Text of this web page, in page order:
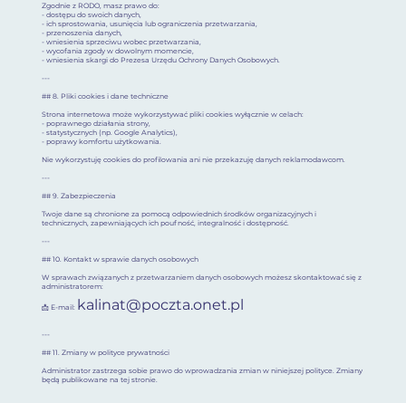
Zgodnie z RODO, masz prawo do:
- dostępu do swoich danych,
- ich sprostowania, usunięcia lub ograniczenia przetwarzania,
- przenoszenia danych,
- wniesienia sprzeciwu wobec przetwarzania,
- wycofania zgody w dowolnym momencie,
- wniesienia skargi do Prezesa Urzędu Ochrony Danych Osobowych.
---
## 8. Pliki cookies i dane techniczne
Strona internetowa może wykorzystywać pliki cookies wyłącznie w celach:
- poprawnego działania strony,
- statystycznych (np. Google Analytics),
- poprawy komfortu użytkowania.
Nie wykorzystuję cookies do profilowania ani nie przekazuję danych reklamodawcom.
---
## 9. Zabezpieczenia
Twoje dane są chronione za pomocą odpowiednich środków organizacyjnych i
technicznych, zapewniających ich poufność, integralność i dostępność.
---
## 10. Kontakt w sprawie danych osobowych
W sprawach związanych z przetwarzaniem danych osobowych możesz skontaktować się z
administratorem:
📩 E-mail: kalinat@poczta.onet.pl
---
## 11. Zmiany w polityce prywatności
Administrator zastrzega sobie prawo do wprowadzania zmian w niniejszej polityce. Zmiany
będą publikowane na tej stronie.